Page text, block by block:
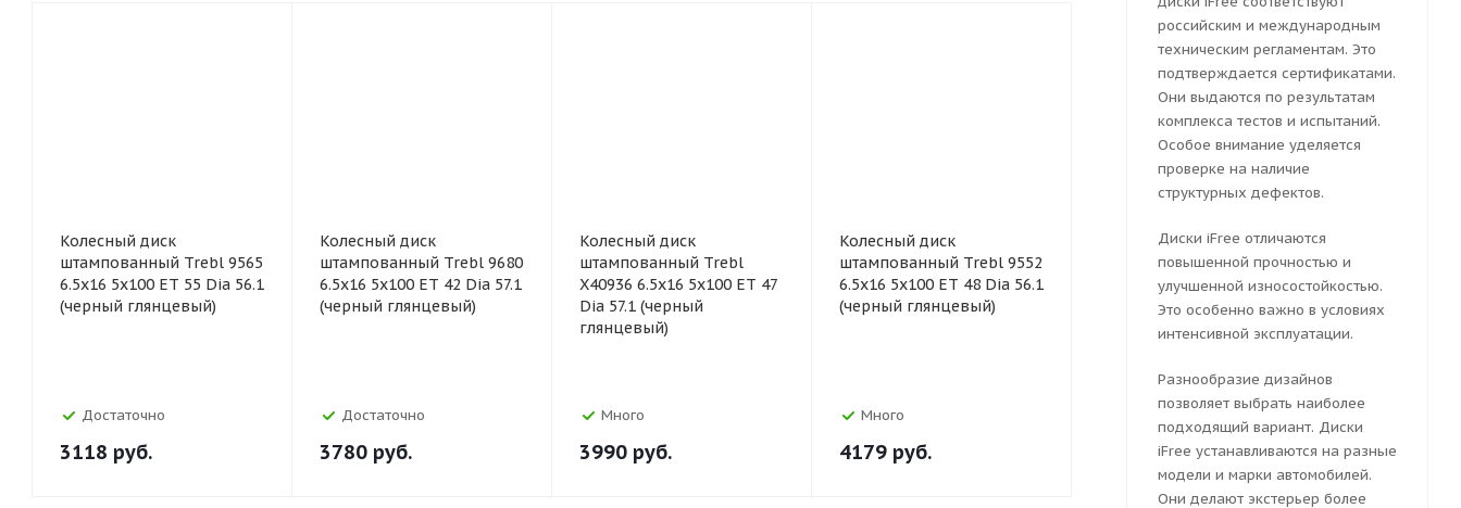
Колесный диск
штампованный Trebl 9565
6.5x16 5x100 ET 55 Dia 56.1
(черный глянцевый)
Достаточно
3118 руб.
Колесный диск
штампованный Trebl 9680
6.5x16 5x100 ET 42 Dia 57.1
(черный глянцевый)
Достаточно
3780 руб.
Колесный диск
штампованный Trebl
X40936 6.5x16 5x100 ET 47
Dia 57.1 (черный
глянцевый)
Много
3990 руб.
Колесный диск
штампованный Trebl 9552
6.5x16 5x100 ET 48 Dia 56.1
(черный глянцевый)
Много
4179 руб.
Колесный диск
штампованный Trebl 9680
6.5x16 5x100 ET 42 Dia 57.1
(серебристый)
руб.
ET 40 Dia 67.1
7455
российским и международным
техническим регламентам. Это
подтверждается сертификатами.
Они выдаются по результатам
комплекса тестов и испытаний.
Особое внимание уделяется
проверке на наличие
структурных дефектов.
Диски iFree отличаются
повышенной прочностью и
улучшенной износостойкостью.
Это особенно важно в условиях
интенсивной эксплуатации.
Разнообразие дизайнов
позволяет выбрать наиболее
подходящий вариант. Диски
iFree устанавливаются на разные
модели и марки автомобилей.
Они делают экстерьер более